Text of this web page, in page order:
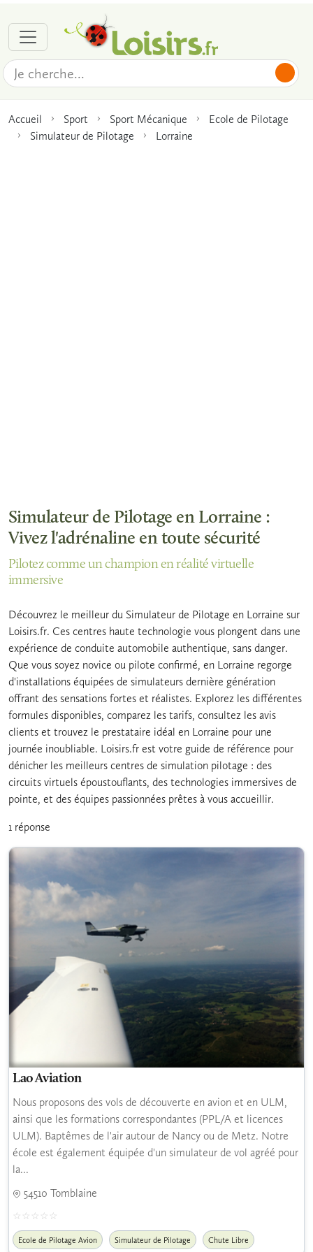
Accueil Sport Sport Mécanique
Ecole de Pilotage
Simulateur de Pilotage
Lorraine
Simulateur de Pilotage en Lorraine :
Vivez l'adrénaline en toute sécurité
Pilotez comme un champion en réalité virtuelle
immersive
Découvrez le meilleur du Simulateur de Pilotage en Lorraine sur
Loisirs.fr. Ces centres haute technologie vous plongent dans une
expérience de conduite automobile authentique, sans danger.
Que vous soyez novice ou pilote confirmé, en Lorraine regorge
d'installations équipées de simulateurs dernière génération
offrant des sensations fortes et réalistes. Explorez les différentes
formules disponibles, comparez les tarifs, consultez les avis
clients et trouvez le prestataire idéal en Lorraine pour une
journée inoubliable. Loisirs.fr est votre guide de référence pour
dénicher les meilleurs centres de simulation pilotage : des
circuits virtuels époustouflants, des technologies immersives de
pointe, et des équipes passionnées prêtes à vous accueillir.
1 réponse
Lao Aviation
Nous proposons des vols de découverte en avion et en ULM,
ainsi que les formations correspondantes (PPL/A et licences
ULM). Baptêmes de l'air autour de Nancy ou de Metz. Notre
école est également équipée d'un simulateur de vol agréé pour
la...
54510 Tomblaine
Ecole de Pilotage Avion Simulateur de Pilotage Chute Libre